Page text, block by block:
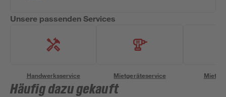
Unsere passenden Services
Handwerksservice Mietgeräteservice
Häufig dazu gekauft